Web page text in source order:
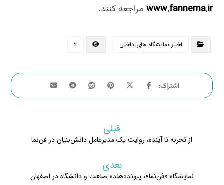
www.fannema.ir مراجعه کنند.
اخبار نمایشگاه های داخلی ۳
قبلی
از تجربه تا آینده، روایت یک مدیرعامل دانش‌بنیان در فن‌نما
بعدی
نمایشگاه «فن‌نما»، پیونددهنده صنعت و دانشگاه در اصفهان